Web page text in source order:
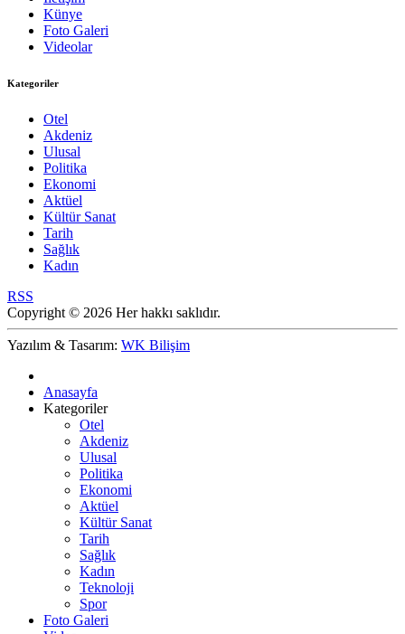
Künye
Foto Galeri
Videolar
Kategoriler
Otel
Akdeniz
Ulusal
Politika
Ekonomi
Aktüel
Kültür Sanat
Tarih
Sağlık
Kadın
RSS
Copyright © 2026 Her hakkı saklıdır.
Yazılım & Tasarım: WK Bilişim
Anasayfa
Kategoriler
Otel
Akdeniz
Ulusal
Politika
Ekonomi
Aktüel
Kültür Sanat
Tarih
Sağlık
Kadın
Teknoloji
Spor
Foto Galeri